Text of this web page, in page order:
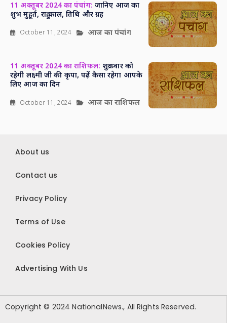
11 अक्तूबर 2024 का पंचांग: जानिए आज का
शुभ मुहूर्त, राहु काल, तिथि और ग्रह
October 11, 2024 आज का पंचांग
11 अक्तूबर 2024 का राशिफल: शुक्रवार को
रहेगी लक्ष्मी जी की कृपा, पढ़ें कैसा रहेगा आपके
लिए आज का दिन
October 11, 2024 आज का राशिफल
About us
Contact us
Privacy Policy
Terms of Use
Cookies Policy
Advertising With Us
Copyright © 2024 NationalNews., All Rights Reserved.